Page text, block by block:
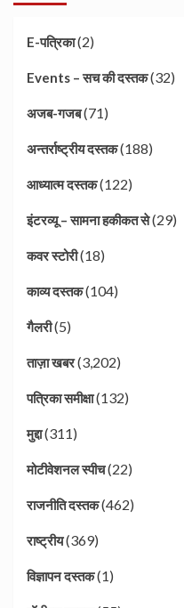
E-पत्रिका(2)
Events – सच की दस्तक(32)
अजब-गजब(71)
अन्तर्राष्ट्रीय दस्तक(188)
आध्यात्म दस्तक(122)
इंटरव्यू – सामना हकीकत से(29)
कवर स्टोरी(18)
काव्य दस्तक(104)
गैलरी(5)
ताज़ा खबर(3,202)
पत्रिका समीक्षा(132)
मुद्दा(311)
मोटीवेशनल स्पीच(22)
राजनीति दस्तक(462)
राष्ट्रीय(369)
विज्ञापन दस्तक(1)